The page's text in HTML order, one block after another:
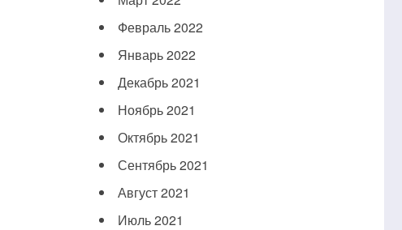
Февраль 2022
Январь 2022
Декабрь 2021
Ноябрь 2021
Октябрь 2021
Сентябрь 2021
Август 2021
Июль 2021